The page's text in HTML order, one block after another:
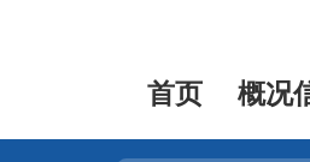
首页 概况